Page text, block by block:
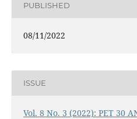
PUBLISHED
08/11/2022
ISSUE
Vol. 8 No. 3 (2022): PET 30